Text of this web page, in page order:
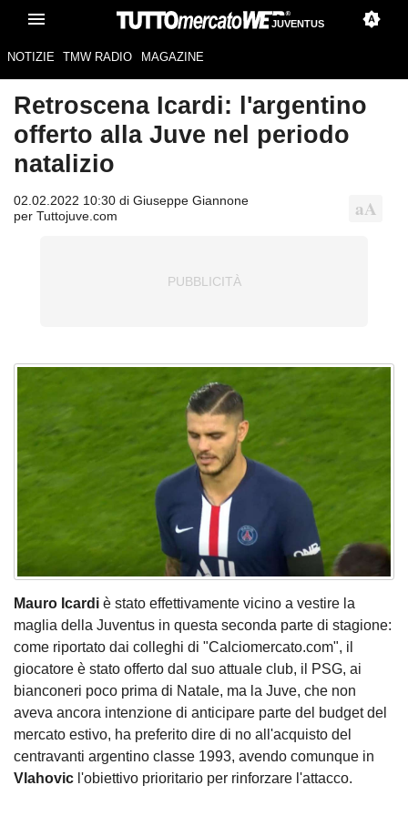
JUVENTUS
NOTIZIE TMW RADIO MAGAZINE
Retroscena Icardi: l'argentino
offerto alla Juve nel periodo
natalizio
02.02.2022 10:30 di Giuseppe Giannone
per Tuttojuve.com
Mauro Icardi è stato effettivamente vicino a vestire la
maglia della Juventus in questa seconda parte di stagione:
come riportato dai colleghi di "Calciomercato.com", il
giocatore è stato offerto dal suo attuale club, il PSG, ai
bianconeri poco prima di Natale, ma la Juve, che non
aveva ancora intenzione di anticipare parte del budget del
mercato estivo, ha preferito dire di no all'acquisto del
centravanti argentino classe 1993, avendo comunque in
Vlahovic l'obiettivo prioritario per rinforzare l'attacco.